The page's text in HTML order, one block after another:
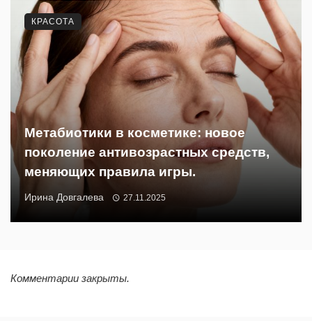
Метабиотики в косметике: новое
поколение антивозрастных средств,
меняющих правила игры.
Ирина Довгалева 27.11.2025
КРАСОТА
Комментарии закрыты.